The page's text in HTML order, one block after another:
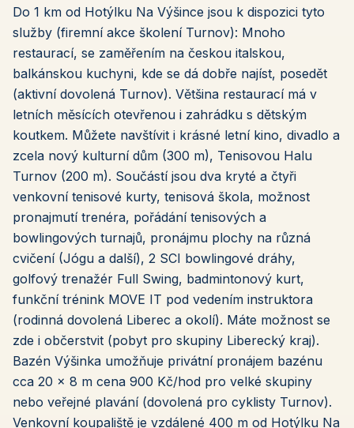
Do 1 km od Hotýlku Na Výšince jsou k dispozici tyto
služby (firemní akce školení Turnov): Mnoho
restaurací, se zaměřením na českou italskou,
balkánskou kuchyni, kde se dá dobře najíst, posedět
(aktivní dovolená Turnov). Většina restaurací má v
letních měsících otevřenou i zahrádku s dětským
koutkem. Můžete navštívit i krásné letní kino, divadlo a
zcela nový kulturní dům (300 m), Tenisovou Halu
Turnov (200 m). Součástí jsou dva kryté a čtyři
venkovní tenisové kurty, tenisová škola, možnost
pronajmutí trenéra, pořádání tenisových a
bowlingových turnajů, pronájmu plochy na různá
cvičení (Jógu a další), 2 SCI bowlingové dráhy,
golfový trenažér Full Swing, badmintonový kurt,
funkční trénink MOVE IT pod vedením instruktora
(rodinná dovolená Liberec a okolí). Máte možnost se
zde i občerstvit (pobyt pro skupiny Liberecký kraj).
Bazén Výšinka umožňuje privátní pronájem bazénu
cca 20 x 8 m cena 900 Kč/hod pro velké skupiny
nebo veřejné plavání (dovolená pro cyklisty Turnov).
Venkovní koupaliště je vzdálené 400 m od Hotýlku Na